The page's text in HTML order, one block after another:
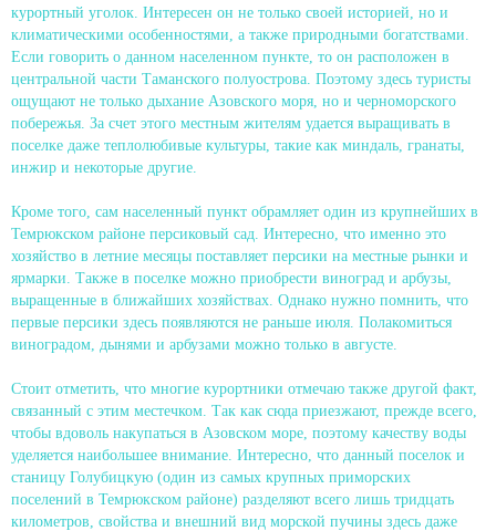
курортный уголок. Интересен он не только своей историей, но и
климатическими особенностями, а также природными богатствами.
Если говорить о данном населенном пункте, то он расположен в
центральной части Таманского полуострова. Поэтому здесь туристы
ощущают не только дыхание Азовского моря, но и черноморского
побережья. За счет этого местным жителям удается выращивать в
поселке даже теплолюбивые культуры, такие как миндаль, гранаты,
инжир и некоторые другие.
Кроме того, сам населенный пункт обрамляет один из крупнейших в
Темрюкском районе персиковый сад. Интересно, что именно это
хозяйство в летние месяцы поставляет персики на местные рынки и
ярмарки. Также в поселке можно приобрести виноград и арбузы,
выращенные в ближайших хозяйствах. Однако нужно помнить, что
первые персики здесь появляются не раньше июля. Полакомиться
виноградом, дынями и арбузами можно только в августе.
Стоит отметить, что многие курортники отмечаю также другой факт,
связанный с этим местечком. Так как сюда приезжают, прежде всего,
чтобы вдоволь накупаться в Азовском море, поэтому качеству воды
уделяется наибольшее внимание. Интересно, что данный поселок и
станицу Голубицкую (один из самых крупных приморских
поселений в Темрюкском районе) разделяют всего лишь тридцать
километров, свойства и внешний вид морской пучины здесь даже